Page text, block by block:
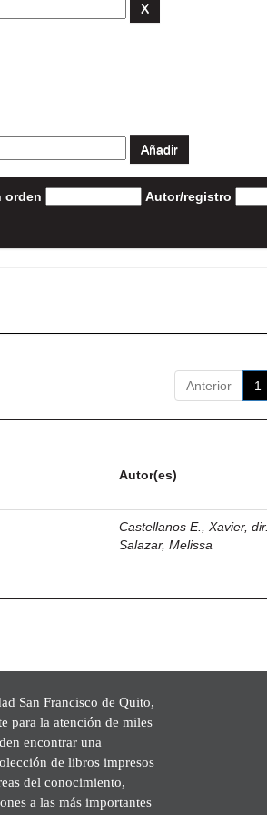
orden Autor/registro
Anterior 1
Autor(es)
Castellanos E., Xavier, dir.
Salazar, Melissa
San Francisco de Quito,
para la atención de miles
encontrar una
de libros impresos
del conocimiento,
a las más importantes